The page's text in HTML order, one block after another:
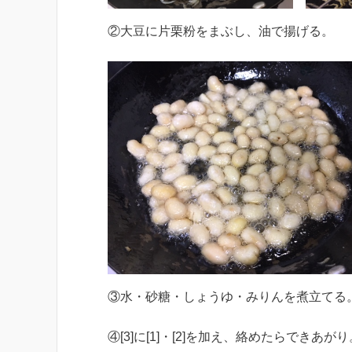
②大豆に片栗粉をまぶし、油で揚げる。
③水・砂糖・しょうゆ・みりんを煮立てる
④[3]に[1]・[2]を加え、絡めたらできあがり